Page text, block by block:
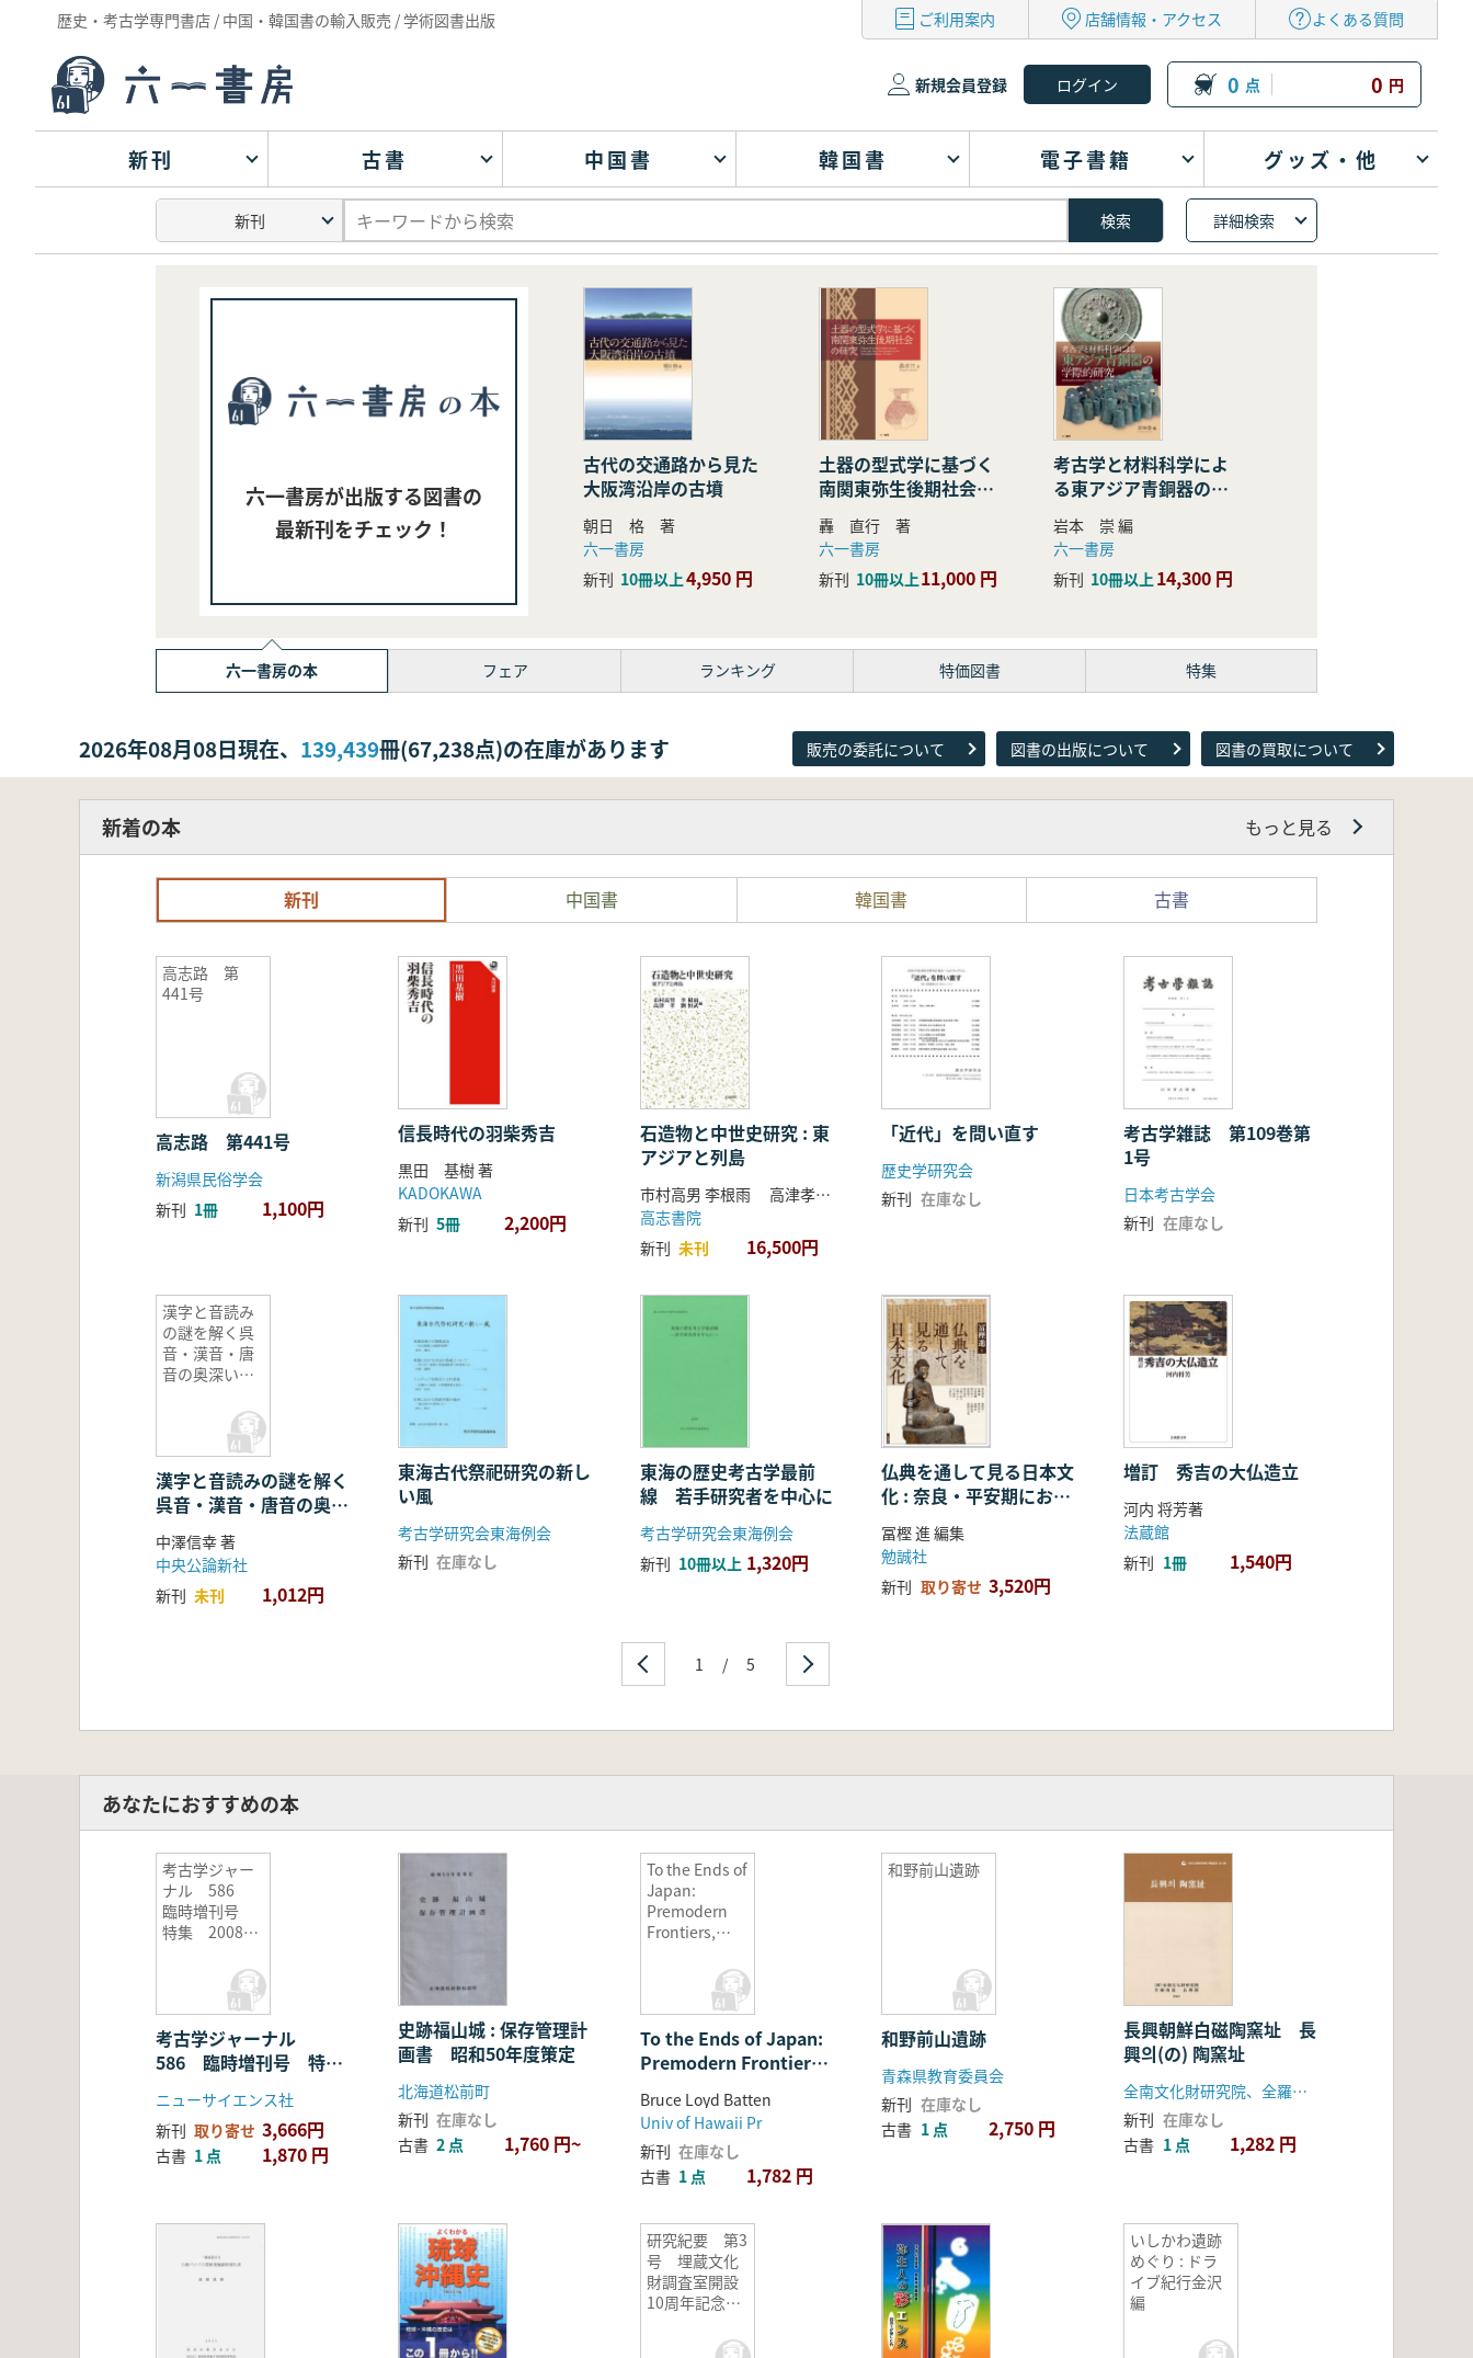
歴史・考古学専門書店 / 中国・韓国書の輸入販売 / 学術図書出版 ご利用案内 店舗情報・アクセス よくある質問
新規会員登録 0 点 0 円
新刊 古書 中国書 韓国書 電子書籍 グッズ・他
詳細検索
六一書房が出版する図書の
最新刊をチェック！
古代の交通路から見た
大阪湾沿岸の古墳
朝日 格 著
六一書房
新刊 10冊以上4,950 円
土器の型式学に基づく
南関東弥生後期社会の
研究
轟 直行 著
六一書房
新刊 10冊以上11,000 円
考古学と材料科学によ
る東アジア青銅器の学
際的研究
岩本 崇 編
六一書房
新刊 10冊以上14,300 円
六一書房の本 フェア ランキング 特価図書 特集
2026年08月08日現在、 139,439冊(67,238点)の在庫があります 販売の委託について 図書の出版について 図書の買取について
新着の本 もっと見る
新刊 中国書 韓国書 古書
高志路 第
441号
高志路 第441号
新潟県民俗学会
新刊 1冊 1,100円
信長時代の羽柴秀吉
黒田 基樹 著
KADOKAWA
新刊 5冊 2,200円
石造物と中世史研究 : 東
アジアと列島
市村高男 李根雨 高津孝 劉恒武 編
高志書院
新刊 未刊 16,500円
「近代」を問い直す
歴史学研究会
新刊 在庫なし
考古学雑誌 第109巻第
1号
日本考古学会
新刊 在庫なし
漢字と音読み
の謎を解く呉
音・漢音・唐
音の奥深い世
漢字と音読みの謎を解く
呉音・漢音・唐音の奥深
い世界
中澤信幸 著
中央公論新社
新刊 未刊 1,012円
東海古代祭祀研究の新し
い風
考古学研究会東海例会
新刊 在庫なし
東海の歴史考古学最前
線 若手研究者を中心に
考古学研究会東海例会
新刊 10冊以上 1,320円
仏典を通して見る日本文
化 : 奈良・平安期におけ
る仏教の受容・融合・展
開
冨樫 進 編集
勉誠社
新刊 取り寄せ 3,520円
増訂 秀吉の大仏造立
河内 将芳著
法蔵館
新刊 1冊 1,540円
1 / 5
あなたにおすすめの本
考古学ジャー
ナル 586
臨時増刊号
特集 2008年
考古学ジャーナル
586 臨時増刊号 特
集 2008年考古学会の
動向
ニューサイエンス社
新刊 取り寄せ 3,666円
古書 1 点 1,870 円
史跡福山城 : 保存管理計
画書 昭和50年度策定
北海道松前町
新刊 在庫なし
古書 2 点 1,760 円~
To the Ends of
Japan:
Premodern
Frontiers,
Interactions
ハードカバー
To the Ends of Japan:
Premodern Frontiers,
Boundaries, and
Interactions ハードカ
バー
Bruce Loyd Batten
Univ of Hawaii Pr
新刊 在庫なし
古書 1 点 1,782 円
和野前山遺跡
和野前山遺跡
青森県教育委員会
新刊 在庫なし
古書 1 点 2,750 円
長興朝鮮白磁陶窯址 長
興의(の) 陶窯址
全南文化財研究院、全羅南道・長興郡
新刊 在庫なし
古書 1 点 1,282 円
研究紀要 第3
号 埋蔵文化
財調査室開設
10周年記念特
いしかわ遺跡
めぐり : ドラ
イブ紀行金沢
編